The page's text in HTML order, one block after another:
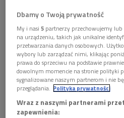
Dbamy o Twoją prywatność
My i nasi5 partnerzy przechowujemy
na urządzeniu, takich jak unikalne
przetwarzania danych osobowych.
wybory lub zarządzać nimi, klikając
prawa do sprzeciwu na podstawie
dowolnym momencie na stronie polityki
sygnalizowane naszym partnerom i nie
przeglądania. Polityka prywatności
Wraz z naszymi partnerami
zapewnienia: